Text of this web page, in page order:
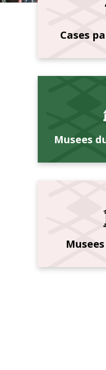
Cases
Musees